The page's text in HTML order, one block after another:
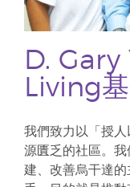
D.
Living
我們致力以「授
源匱乏的社區。
建、改善烏干達